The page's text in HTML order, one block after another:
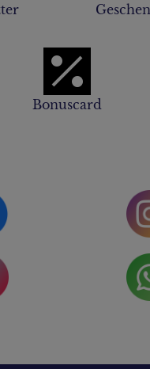
Bonuscard